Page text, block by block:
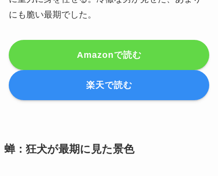
にも脆い最期でした。
Amazonで読む
楽天で読む
蝉：狂犬が最期に見た景色